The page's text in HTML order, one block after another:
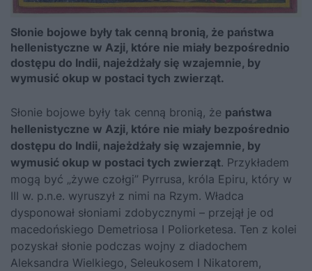
Słonie bojowe były tak cenną bronią, że państwa
hellenistyczne w Azji, które nie miały bezpośrednio
dostępu do Indii, najeżdżały się wzajemnie, by
wymusić okup w postaci tych zwierząt.
Słonie bojowe były tak cenną bronią, że państwa
hellenistyczne w Azji, które nie miały bezpośrednio
dostępu do Indii, najeżdżały się wzajemnie, by
wymusić okup w postaci tych zwierząt. Przykładem
mogą być „żywe czołgi” Pyrrusa, króla Epiru, który w
III w. p.n.e. wyruszył z nimi na Rzym. Władca
dysponował słoniami zdobycznymi – przejął je od
macedońskiego Demetriosa I Poliorketesa. Ten z kolei
pozyskał słonie podczas wojny z diadochem
Aleksandra Wielkiego, Seleukosem I Nikatorem,